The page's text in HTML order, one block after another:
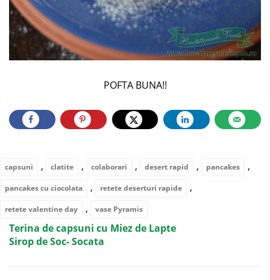
POFTA BUNA!!
capsuni , clatite , colaborari , desert rapid , pancakes ,
pancakes cu ciocolata , retete deserturi rapide ,
retete valentine day , vase Pyramis
Terina de capsuni cu Miez de Lapte
Sirop de Soc- Socata